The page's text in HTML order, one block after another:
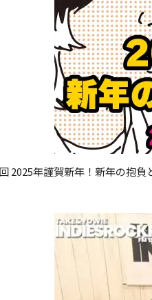
2025年謹賀新年！新年の抱